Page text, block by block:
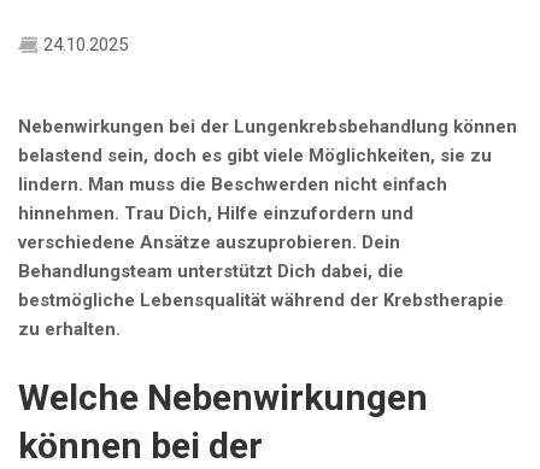
24.10.2025
Nebenwirkungen bei der Lungenkrebsbehandlung können
belastend sein, doch es gibt viele Möglichkeiten, sie zu
lindern. Man muss die Beschwerden nicht einfach
hinnehmen. Trau Dich, Hilfe einzufordern und
verschiedene Ansätze auszuprobieren. Dein
Behandlungsteam unterstützt Dich dabei, die
bestmögliche Lebensqualität während der Krebstherapie
zu erhalten.
Welche Nebenwirkungen
können bei der